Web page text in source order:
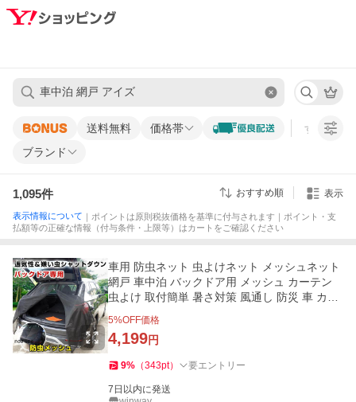
送料無料 価格帯 すべての条
ブランド
1,095件 おすすめ順 表示
表示情報について ｜ポイントは原則税抜価格を基準に付与されます｜ポイント・支
払額等の正確な情報（付与条件・上限等）はカートをご確認ください
車用 防虫ネット 虫よけネット メッシュネット
網戸 車中泊 バックドア用 メッシュ カーテン
虫よけ 取付簡単 暑さ対策 風通し 防災 車 カー
5%OFF価格
4,199円
9% （343pt） 要エントリー
7日以内に発送